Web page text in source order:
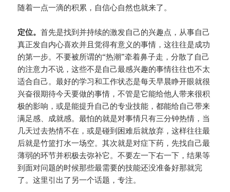
随着一点一滴的积累，自信心自然也就来了。
定位。首先是找到并持续的激发自己的兴趣点，从事自己
真正发自内心喜欢并且觉得有意义的事情，这往往是成功
的第一步。不要被所谓的“热潮”牵着鼻子走，分散了自己
的注意力不说，这些不是自己最感兴趣的事情往往也不太
适合自己。最好的学习和工作状态是每天早晨睁开眼就很
兴奋很期待今天要做的事情，不管是它能给他人带来很积
极的影响，或是能提升自己的专业技能，都能给自己带来
满足感、成就感。最怕的就是对事情只有三分钟热情，当
几天过去热情不在，或是碰到困难后就放弃，这样往往最
后就是竹篮打水一场空。其次就是对症下药，先找自己最
薄弱的环节并积极去弥补它。不要左一下右一下，结果等
到面对问题的时候那些最需要的技能还没准备好那就完
了。这里引出了另一个话题，专注。